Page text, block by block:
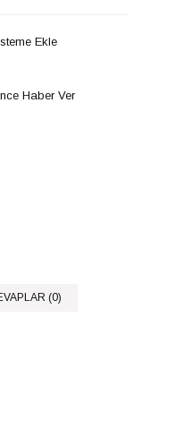
Ekle
Haber Ver
(0)